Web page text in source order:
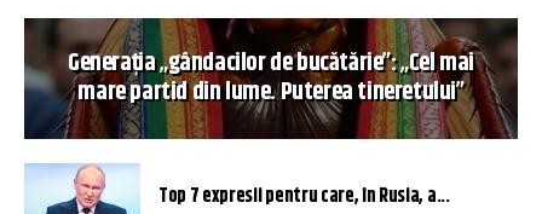
Generația „gândacilor de bucătărie”: „Cel mai
mare partid din lume. Puterea tineretului”
Top 7 expresii pentru care, în Rusia, a...